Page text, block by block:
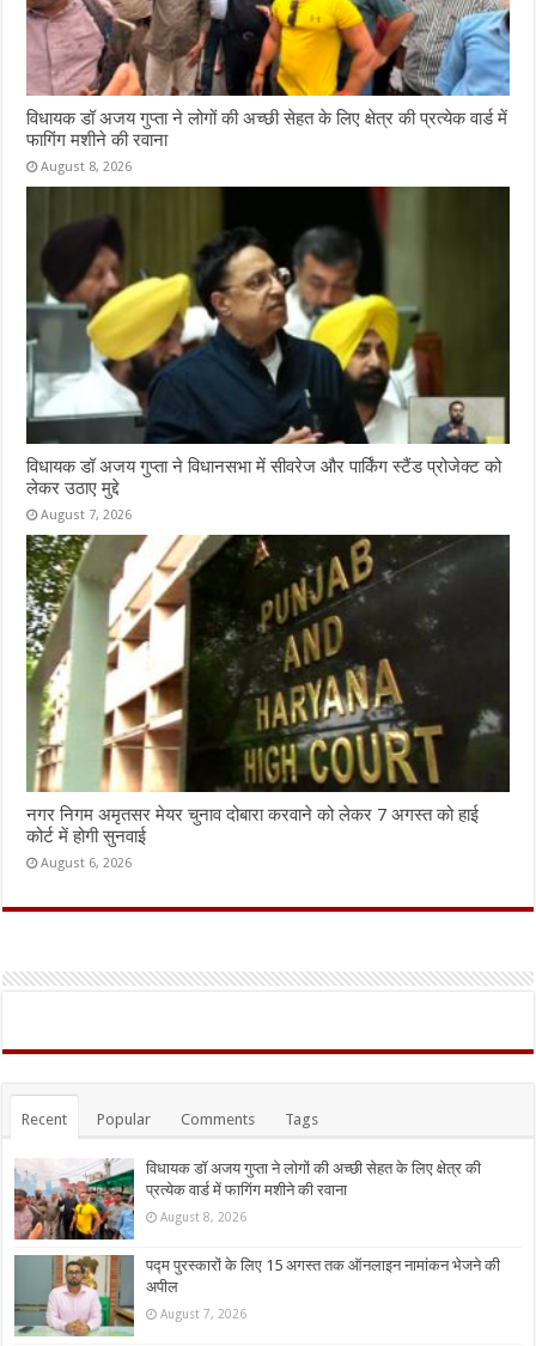
विधायक डॉ अजय गुप्ता ने लोगों की अच्छी सेहत के लिए क्षेत्र की प्रत्येक वार्ड में
फागिंग मशीने की रवाना
August 8, 2026
विधायक डॉ अजय गुप्ता ने विधानसभा में सीवरेज और पार्किंग स्टैंड प्रोजेक्ट को
लेकर उठाए मुद्दे
August 7, 2026
नगर निगम अमृतसर मेयर चुनाव दोबारा करवाने को लेकर 7 अगस्त को हाई
कोर्ट में होगी सुनवाई
August 6, 2026
Recent Popular Comments Tags
विधायक डॉ अजय गुप्ता ने लोगों की अच्छी सेहत के लिए क्षेत्र की
प्रत्येक वार्ड में फागिंग मशीने की रवाना
August 8, 2026
पद्म पुरस्कारों के लिए 15 अगस्त तक ऑनलाइन नामांकन भेजने की
अपील
August 7, 2026